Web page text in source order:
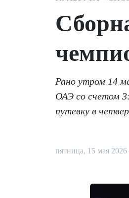
Рано утром 14
ОАЭ со счетом
путевку в
пятница, 15 мая 2026